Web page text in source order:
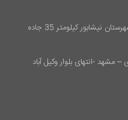
ایران – استان خراسان رضوی – شهرستان نیشابور کیلومتر 35 جاده
مشهد -انتهای بلوار وکیل آباد